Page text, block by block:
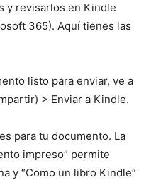
y revisarlos en Kindle
365). Aquí tienes las
listo para enviar, ve a
> Enviar a Kindle.
para tu documento. La
impreso” permite
y “Como un libro Kindle”